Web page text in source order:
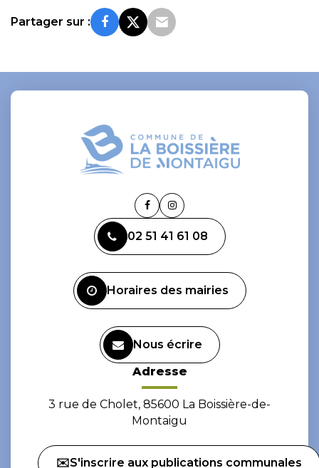
Partager sur :
Lien
le
compte
Lien
le
compte
02 51 41 61 08
Horaires des mairies
Nous écrire
Adresse
3 rue de Cholet, 85600 La Boissière-de-
Montaigu
✉️S'inscrire aux publications communales